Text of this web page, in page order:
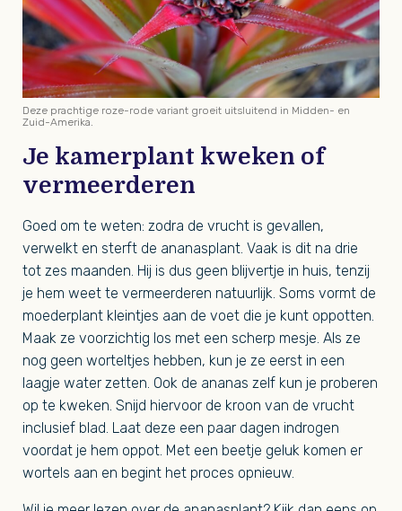
Deze prachtige roze-rode variant groeit uitsluitend in Midden- en
Zuid-Amerika.
Je kamerplant kweken of
vermeerderen
Goed om te weten: zodra de vrucht is gevallen,
verwelkt en sterft de ananasplant. Vaak is dit na drie
tot zes maanden. Hij is dus geen blijvertje in huis, tenzij
je hem weet te vermeerderen natuurlijk. Soms vormt de
moederplant kleintjes aan de voet die je kunt oppotten.
Maak ze voorzichtig los met een scherp mesje. Als ze
nog geen worteltjes hebben, kun je ze eerst in een
laagje water zetten. Ook de ananas zelf kun je proberen
op te kweken. Snijd hiervoor de kroon van de vrucht
inclusief blad. Laat deze een paar dagen indrogen
voordat je hem oppot. Met een beetje geluk komen er
wortels aan en begint het proces opnieuw.